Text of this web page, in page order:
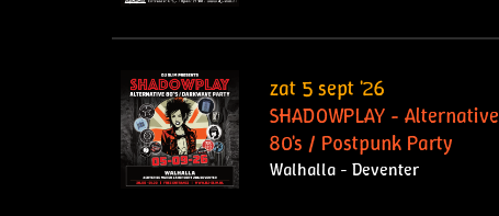
zat 5 sept '26
SHADOWPLAY - Alternative
80's / Postpunk Party
Walhalla - Deventer